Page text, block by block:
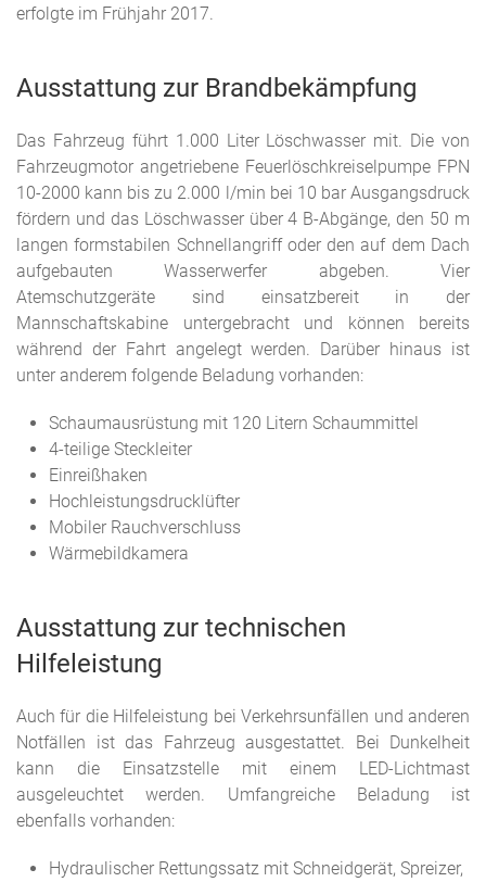
erfolgte im Frühjahr 2017.
Ausstattung zur Brandbekämpfung
Das Fahrzeug führt 1.000 Liter Löschwasser mit. Die von
Fahrzeugmotor angetriebene Feuerlöschkreiselpumpe FPN
10-2000 kann bis zu 2.000 l/min bei 10 bar Ausgangsdruck
fördern und das Löschwasser über 4 B-Abgänge, den 50 m
langen formstabilen Schnellangriff oder den auf dem Dach
aufgebauten Wasserwerfer abgeben. Vier
Atemschutzgeräte sind einsatzbereit in der
Mannschaftskabine untergebracht und können bereits
während der Fahrt angelegt werden. Darüber hinaus ist
unter anderem folgende Beladung vorhanden:
Schaumausrüstung mit 120 Litern Schaummittel
4-teilige Steckleiter
Einreißhaken
Hochleistungsdrucklüfter
Mobiler Rauchverschluss
Wärmebildkamera
Ausstattung zur technischen
Hilfeleistung
Auch für die Hilfeleistung bei Verkehrsunfällen und anderen
Notfällen ist das Fahrzeug ausgestattet. Bei Dunkelheit
kann die Einsatzstelle mit einem LED-Lichtmast
ausgeleuchtet werden. Umfangreiche Beladung ist
ebenfalls vorhanden:
Hydraulischer Rettungssatz mit Schneidgerät, Spreizer,